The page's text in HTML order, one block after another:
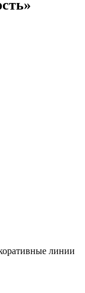
линии